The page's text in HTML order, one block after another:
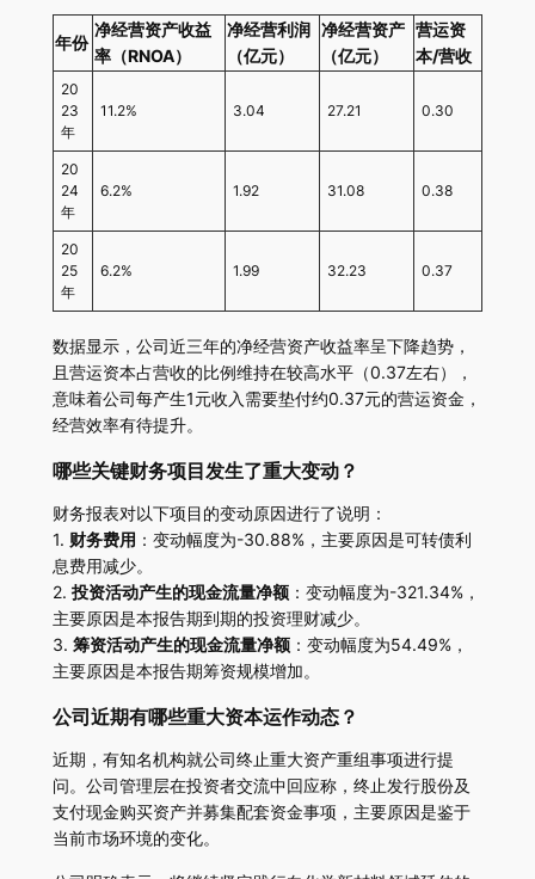
年份
净经营资产收益
率（RNOA）
净经营利润
（亿元）
净经营资产
（亿元）
营运资
本/营收
20
23
年
11.2% 3.04 27.21 0.30
20
24
年
6.2% 1.92 31.08 0.38
20
25
年
6.2% 1.99 32.23 0.37
数据显示，公司近三年的净经营资产收益率呈下降趋势，
且营运资本占营收的比例维持在较高水平（0.37左右），
意味着公司每产生1元收入需要垫付约0.37元的营运资金，
经营效率有待提升。
哪些关键财务项目发生了重大变动？
财务报表对以下项目的变动原因进行了说明：
1. 财务费用 ：变动幅度为-30.88%，主要原因是可转债利
息费用减少。
2. 投资活动产生的现金流量净额：变动幅度为-321.34%，
主要原因是本报告期到期的投资理财减少。
3. 筹资活动产生的现金流量净额：变动幅度为54.49%，
主要原因是本报告期筹资规模增加。
公司近期有哪些重大资本运作动态？
近期，有知名机构就公司终止重大资产重组事项进行提
问。公司管理层在投资者交流中回应称，终止发行股份及
支付现金购买资产并募集配套资金事项，主要原因是鉴于
当前市场环境的变化。